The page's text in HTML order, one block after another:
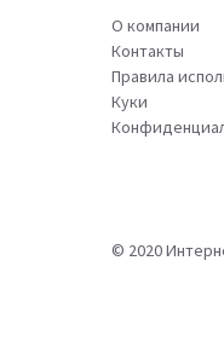
О компании
Контакты
Правила
Куки
© 2020